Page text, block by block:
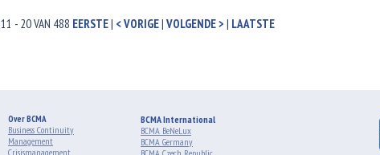
11 - 20 VAN 488 EERSTE| < VORIGE|VOLGENDE > | LAATSTE
Over BCMA
Business Continuity
Management
Crisismanagement
BCMA International
BCMA BeNeLux
BCMA Germany